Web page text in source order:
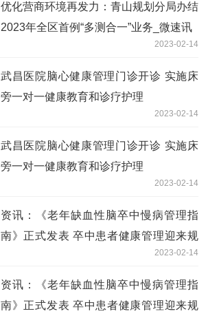
优化营商环境再发力：青山规划分局办结
2023年全区首例“多测合一”业务_微速讯
2023-02-14
武昌医院脑心健康管理门诊开诊 实施床
旁一对一健康教育和诊疗护理
2023-02-14
武昌医院脑心健康管理门诊开诊 实施床
旁一对一健康教育和诊疗护理
2023-02-14
资讯：《老年缺血性脑卒中慢病管理指
南》正式发表 卒中患者健康管理迎来规
2023-02-14
资讯：《老年缺血性脑卒中慢病管理指
南》正式发表 卒中患者健康管理迎来规